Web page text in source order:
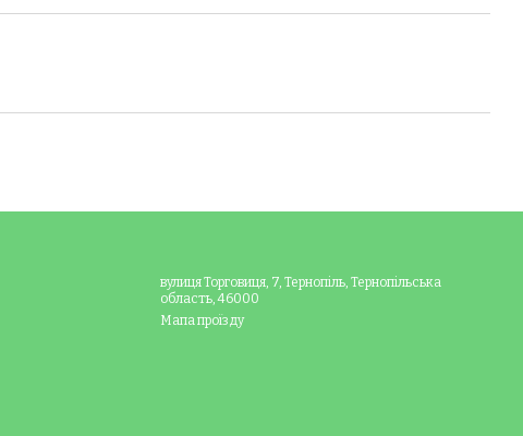
вулиця Торговиця, 7, Тернопіль, Тернопільська
область, 46000
Мапа проїзду